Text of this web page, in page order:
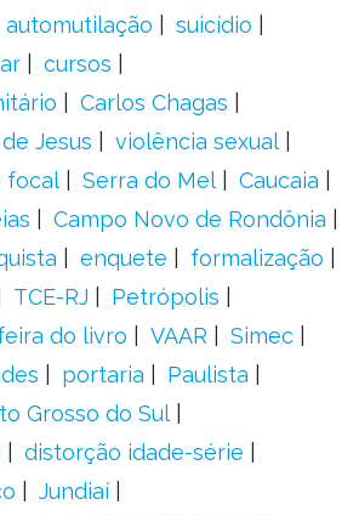
automutilação
suicídio
cursos
Carlos Chagas
Jesus
violência sexual
focal Serra do Mel
Caucaia
Campo Novo de Rondônia
enquete
formalização
TCE-RJ
Petrópolis
do livro VAAR
Simec
portaria
Paulista
Grosso do Sul
distorção idade-série
Jundiaí